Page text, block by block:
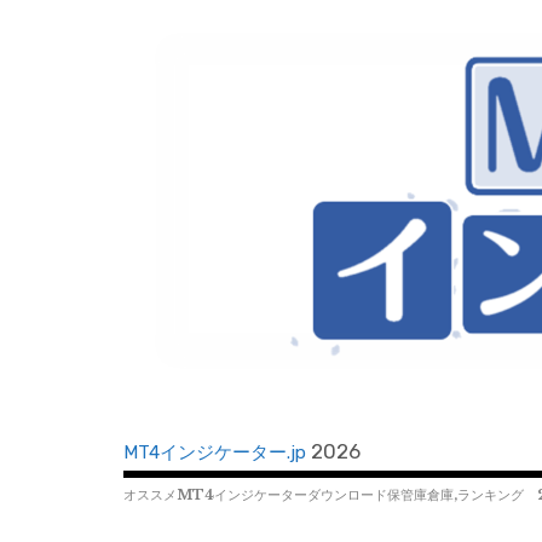
MT4インジケーター.jp 2026
オススメMT4インジケーターダウンロード保管庫倉庫,ランキン